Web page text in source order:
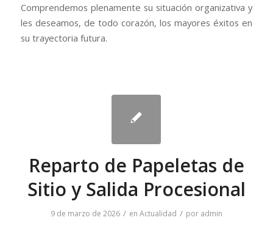
Comprendemos plenamente su situación organizativa y
les deseamos, de todo corazón, los mayores éxitos en
su trayectoria futura.
Reparto de Papeletas de
Sitio y Salida Procesional
9 de marzo de 2026 / en Actualidad / por admin